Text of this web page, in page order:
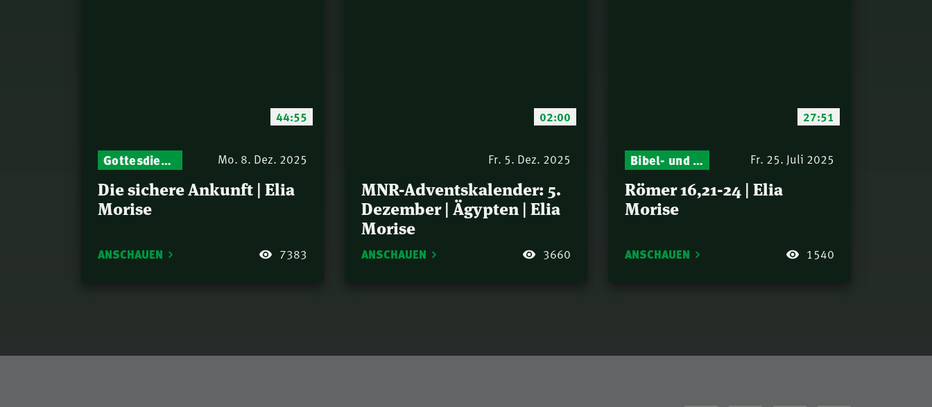
44:55
Gottesdienst-Botschaften – Jeden Sonntag neu: Aktuelle Predigten vom Mitternachtsruf Mo. 8. Dez. 2025
Die sichere Ankunft | Elia
Morise
ANSCHAUEN 7383
02:00
Fr. 5. Dez. 2025
MNR-Adventskalender: 5.
Dezember | Ägypten | Elia
Morise
ANSCHAUEN 3660
27:51
Bibel- und Gebetsstunde – Jeden Donnerstag neu: Vers-für-Vers-Auslegungen Fr. 25. Juli 2025
Römer 16,21-24 | Elia
Morise
ANSCHAUEN 1540